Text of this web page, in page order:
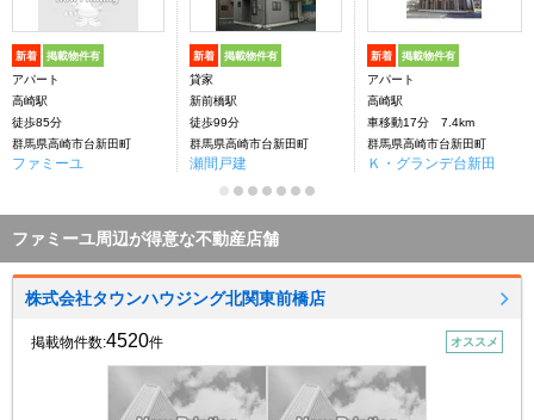
新着 掲載物件有
アパート
高崎駅
徒歩85分
群馬県高崎市台新田町
ファミーユ
新着 掲載物件有
貸家
新前橋駅
徒歩99分
群馬県高崎市台新田町
瀬間戸建
新着 掲載物件有
アパート
高崎駅
車移動17分 7.4km
群馬県高崎市台新田町
Ｋ・グランデ台新田
ファミーユ周辺が得意な不動産店舗
株式会社タウンハウジング北関東前橋店
掲載物件数:4520件 オススメ